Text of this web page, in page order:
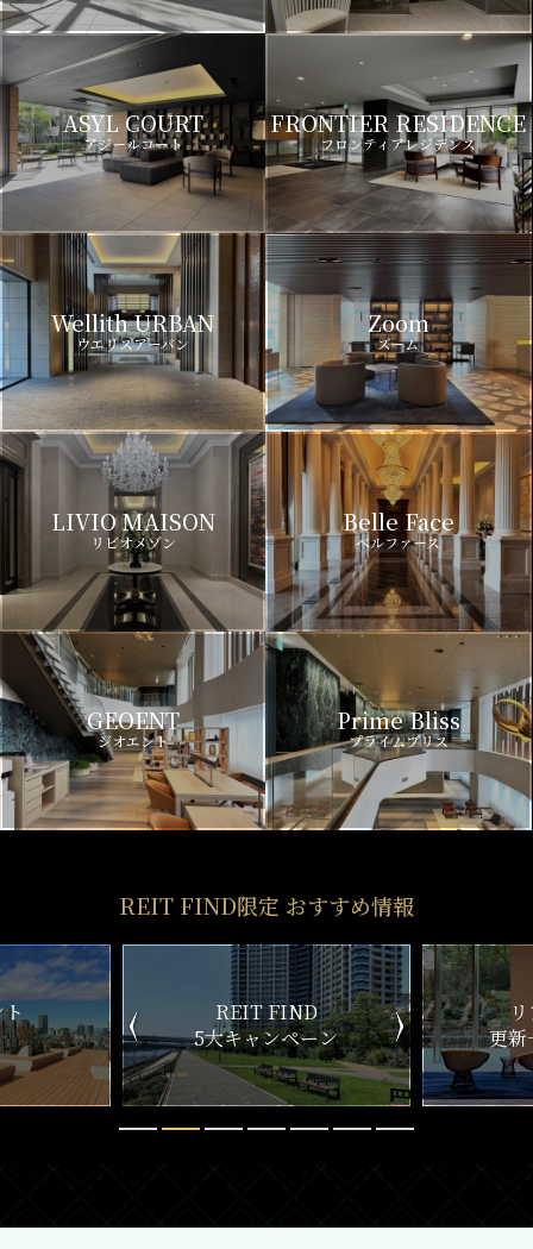
ASYL COURT
アジールコート
FRONTIER RESIDENCE
フロンティアレジデンス
Wellith URBAN
ウエリスアーバン
Zoom
ズーム
LIVIO MAISON
リビオメゾン
Belle Face
ベルファース
GEOENT
ジオエント
Prime Bliss
プライムブリス
REIT FIND限定 おすすめ情報
ン
リアルタイム
更新一覧チェック
新